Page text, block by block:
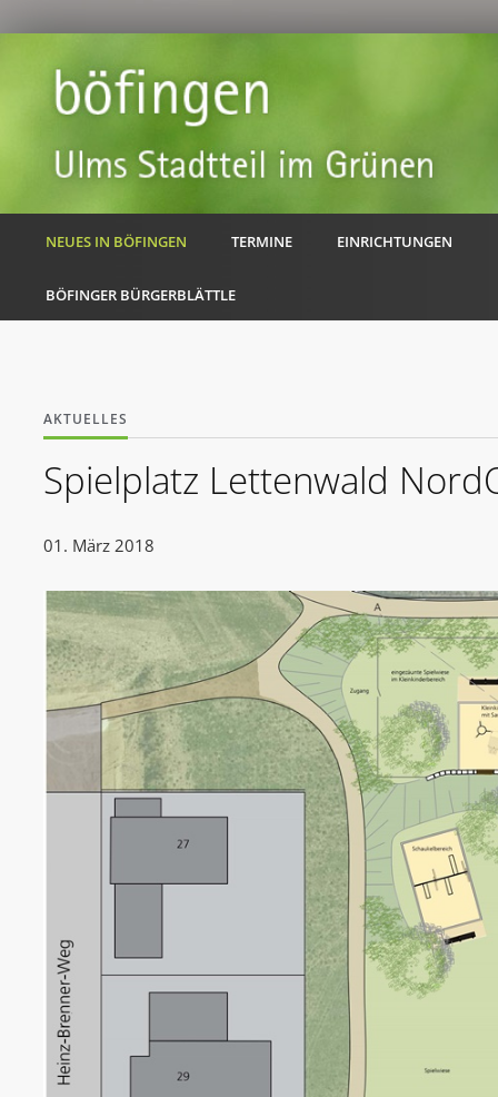
NEUES IN BÖFINGEN TERMINE EINRICHTUNGEN
BÖFINGER BÜRGERBLÄTTLE
AKTUELLES
Spielplatz Lettenwald
01. März 2018